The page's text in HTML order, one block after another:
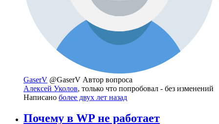
GaserV @GaserV Автор вопроса
Алексей Уколов, только что попробовал - без изменений
Написано более двух лет назад
Почему в WP не работает